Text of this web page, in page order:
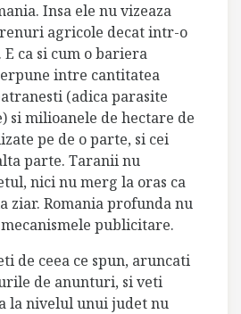
Insa ele nu vizeaza
agricole decat intr-o
ca si cum o bariera
intre cantitatea
(adica parasite
si milioanele de hectare de
pe de o parte, si cei
parte. Taranii nu
nici nu merg la oras ca
ziar. Romania profunda nu
publicitare.
de ceea ce spun, aruncati
de anunturi, si veti
la nivelul unui judet nu